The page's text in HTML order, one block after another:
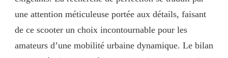
une attention méticuleuse portée aux détails, faisant
de ce scooter un choix incontournable pour les
amateurs d’une mobilité urbaine dynamique. Le bilan